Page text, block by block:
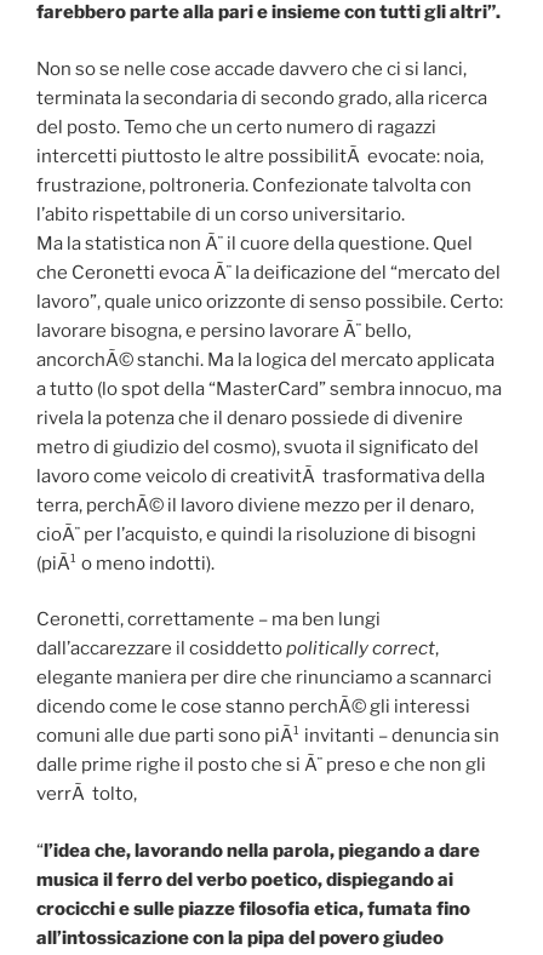
farebbero parte alla pari e insieme con tutti gli altri”.
Non so se nelle cose accade davvero che ci si lanci,
terminata la secondaria di secondo grado, alla ricerca
del posto. Temo che un certo numero di ragazzi
intercetti piuttosto le altre possibilitÃ evocate: noia,
frustrazione, poltroneria. Confezionate talvolta con
l’abito rispettabile di un corso universitario.
Ma la statistica non Ã¨ il cuore della questione. Quel
che Ceronetti evoca Ã¨ la deificazione del “mercato del
lavoro”, quale unico orizzonte di senso possibile. Certo:
lavorare bisogna, e persino lavorare Ã¨ bello,
ancorchÃ© stanchi. Ma la logica del mercato applicata
a tutto (lo spot della “MasterCard” sembra innocuo, ma
rivela la potenza che il denaro possiede di divenire
metro di giudizio del cosmo), svuota il significato del
lavoro come veicolo di creativitÃ trasformativa della
terra, perchÃ© il lavoro diviene mezzo per il denaro,
cioÃ¨ per l’acquisto, e quindi la risoluzione di bisogni
(piÃ¹ o meno indotti).
Ceronetti, correttamente – ma ben lungi
dall’accarezzare il cosiddettopolitically correct,
elegante maniera per dire che rinunciamo a scannarci
dicendo come le cose stanno perchÃ© gli interessi
comuni alle due parti sono piÃ¹ invitanti – denuncia sin
dalle prime righe il posto che si Ã¨ preso e che non gli
verrÃ tolto,
“l’idea che, lavorando nella parola, piegando a dare
musica il ferro del verbo poetico, dispiegando ai
crocicchi e sulle piazze filosofia etica, fumata fino
all’intossicazione con la pipa del povero giudeo